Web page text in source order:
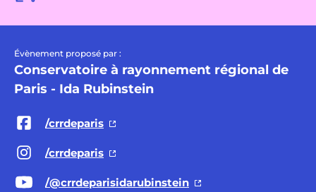
Évènement proposé par :
Conservatoire à rayonnement régional de
Paris - Ida Rubinstein
/crrdeparis
/crrdeparis
/@crrdeparisidarubinstein